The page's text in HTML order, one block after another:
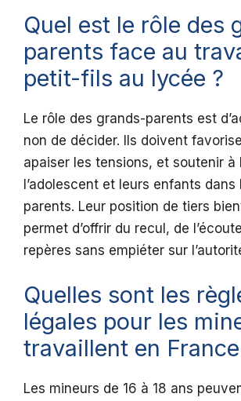
Quel est le rôle des
parents face au
petit-fils au lycée ?
Le rôle des grands-parents est
non de décider. Ils doivent
apaiser les tensions, et soutenir à
l’adolescent et leurs enfants dans
parents. Leur position de tiers
permet d’offrir du recul, de
repères sans empiéter sur
Quelles sont les
légales pour les
travaillent en
Les mineurs de 16 à 18 ans